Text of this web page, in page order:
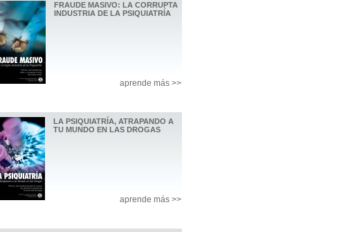
FRAUDE MASIVO: LA CORRUPTA
INDUSTRIA DE LA PSIQUIATRÍA
aprende más >>
LA PSIQUIATRÍA, ATRAPANDO A
TU MUNDO EN LAS DROGAS
aprende más >>